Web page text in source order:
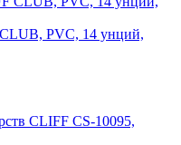
PVC, 14 унций,